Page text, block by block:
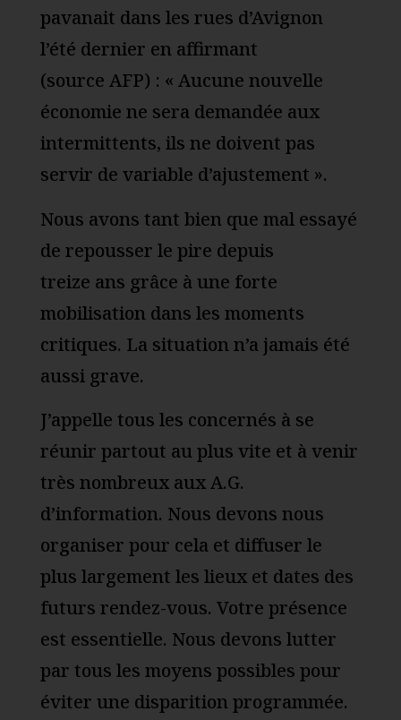
pavanait dans les rues d’Avignon
l’été dernier en affirmant
(source AFP) : « Aucune nouvelle
économie ne sera demandée aux
intermittents, ils ne doivent pas
servir de variable d’ajustement ».
Nous avons tant bien que mal essayé
de repousser le pire depuis
treize ans grâce à une forte
mobilisation dans les moments
critiques. La situation n’a jamais été
aussi grave.
J’appelle tous les concernés à se
réunir partout au plus vite et à venir
très nombreux aux A.G.
d’information. Nous devons nous
organiser pour cela et diffuser le
plus largement les lieux et dates des
futurs rendez-vous. Votre présence
est essentielle. Nous devons lutter
par tous les moyens possibles pour
éviter une disparition programmée.